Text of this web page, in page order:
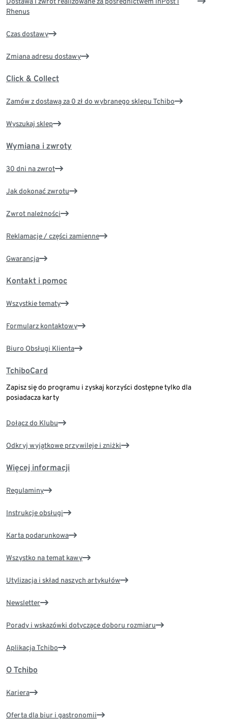
Rhenus
Czas dostawy
Zmiana adresu dostawy
Click & Collect
Zamów z dostawą za 0 zł do wybranego sklepu Tchibo
Wyszukaj sklep
Wymiana i zwroty
30 dni na zwrot
Jak dokonać zwrotu
Zwrot należności
Reklamacje / części zamienne
Gwarancja
Kontakt i pomoc
Wszystkie tematy
Formularz kontaktowy
Biuro Obsługi Klienta
TchiboCard
Zapisz się do programu i zyskaj korzyści dostępne tylko dla
posiadacza karty
Dołącz do Klubu
Odkryj wyjątkowe przywileje i zniżki
Więcej informacji
Regulaminy
Instrukcje obsługi
Karta podarunkowa
Wszystko na temat kawy
Utylizacja i skład naszych artykułów
Newsletter
Porady i wskazówki dotyczące doboru rozmiaru
Aplikacja Tchibo
O Tchibo
Kariera
Oferta dla biur i gastronomii